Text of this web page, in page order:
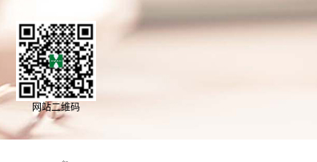
网站二维码